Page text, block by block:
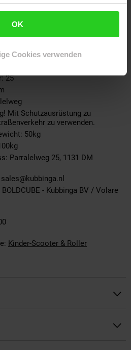
OK
Cookies verwenden
25
Mit Schutzausrüstung zu
zu verwenden.
50kg
Parralelweg 25, 1131 DM
- Kubbinga BV / Volare
Kinder-Scooter & Roller